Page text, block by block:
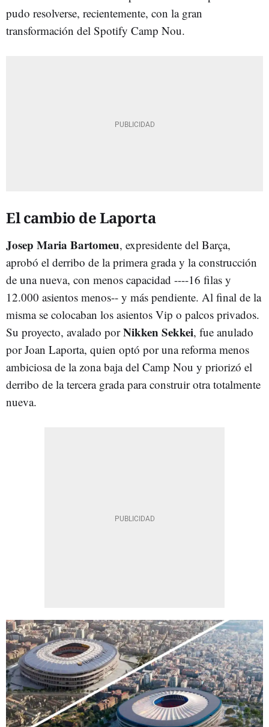
pudo resolverse, recientemente, con la gran
transformación del Spotify Camp Nou.
El cambio de Laporta
Josep Maria Bartomeu, expresidente del Barça,
aprobó el derribo de la primera grada y la construcción
de una nueva, con menos capacidad ----16 filas y
12.000 asientos menos-- y más pendiente. Al final de la
misma se colocaban los asientos Vip o palcos privados.
Su proyecto, avalado porNikken Sekkei, fue anulado
por Joan Laporta, quien optó por una reforma menos
ambiciosa de la zona baja del Camp Nou y priorizó el
derribo de la tercera grada para construir otra totalmente
nueva.